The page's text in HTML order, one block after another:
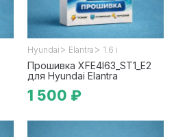
Hyundai > Elantra > 1.6 i
Прошивка XFE4I63_ST1_E2
для Hyundai Elantra
1 500 ₽